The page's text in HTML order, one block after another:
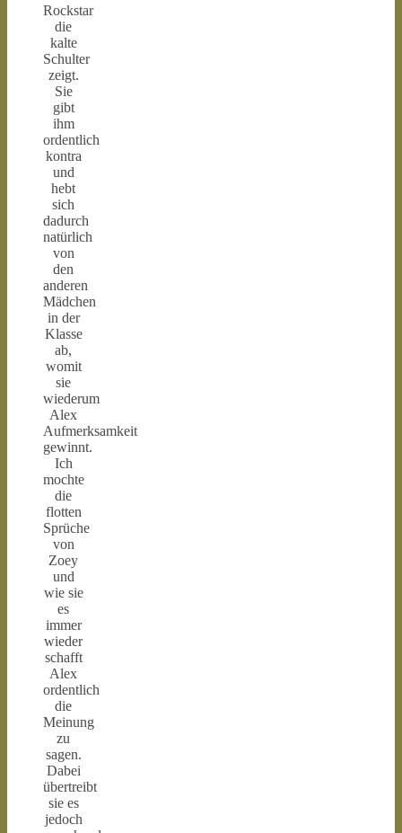
Rockstar
die
kalte
Schulter
zeigt.
Sie
gibt
ihm
ordentlich
kontra
und
hebt
sich
dadurch
natürlich
von
den
anderen
Mädchen
in der
Klasse
ab,
womit
sie
wiederum
Alex
Aufmerksamkeit
gewinnt.
Ich
mochte
die
flotten
Sprüche
von
Zoey
und
wie sie
es
immer
wieder
schafft
Alex
ordentlich
die
Meinung
zu
sagen.
Dabei
übertreibt
sie es
jedoch